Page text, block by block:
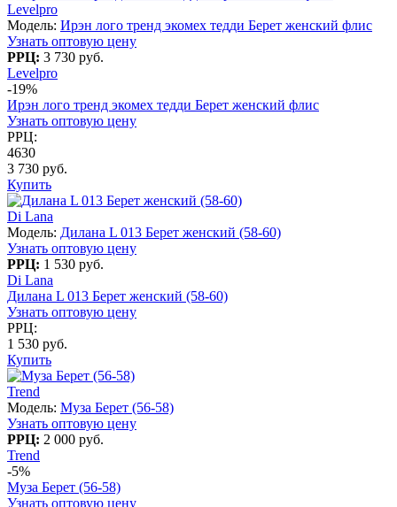
Levelpro
Модель: Ирэн лого тренд экомех тедди Берет женский флис
Узнать оптовую цену
РРЦ: 3 730 руб.
Levelpro
-19%
Ирэн лого тренд экомех тедди Берет женский флис
Узнать оптовую цену
РРЦ:
4630
3 730 руб.
Купить
Di Lana
Модель: Дилана L 013 Берет женский (58-60)
Узнать оптовую цену
РРЦ: 1 530 руб.
Di Lana
Дилана L 013 Берет женский (58-60)
Узнать оптовую цену
РРЦ:
1 530 руб.
Купить
Trend
Модель: Муза Берет (56-58)
Узнать оптовую цену
РРЦ: 2 000 руб.
Trend
-5%
Муза Берет (56-58)
Узнать оптовую цену